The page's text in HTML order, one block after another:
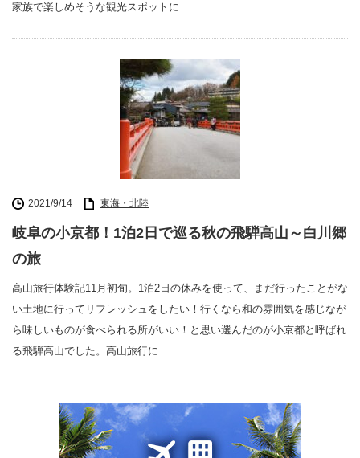
家族で楽しめそうな観光スポットに…
2021/9/14 東海・北陸
岐阜の小京都！1泊2日で巡る秋の飛騨高山～白川郷
の旅
高山旅行体験記11月初旬。1泊2日の休みを使って、まだ行ったことがな
い土地に行ってリフレッシュをしたい！行くなら和の雰囲気を感じなが
ら味しいものが食べられる所がいい！と思い選んだのが小京都と呼ばれ
る飛騨高山でした。高山旅行に…